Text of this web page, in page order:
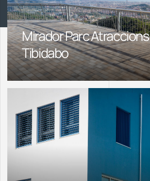
Mirador Parc Atraccions
Tibidabo
©Bigas Grup. Tots els drets reservats